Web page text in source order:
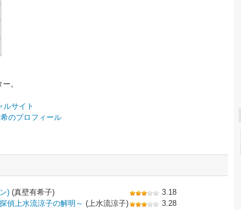
。
ルサイト
のプロフィール
) (真壁有希子)
3.18
偵上水流涼子の解明～ (上水流涼子)
3.28